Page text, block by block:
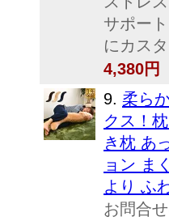
サポー
にカス
4,380円
9. 柔ら
クス！
き枕 あ
ョン ま
より ふ
お問合